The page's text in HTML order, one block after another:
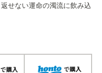
せない運命の濁流に飲み込